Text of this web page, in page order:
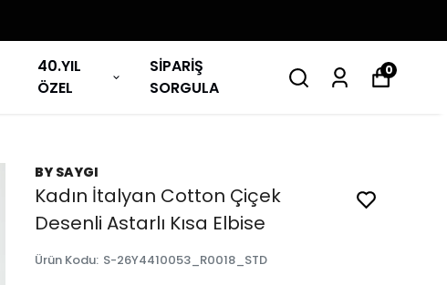
40.YIL
ÖZEL
SİPARİŞ
SORGULA
0
BY SAYGI
Kadın İtalyan Cotton Çiçek
Desenli Astarlı Kısa Elbise
Ürün Kodu: S-26Y4410053_R0018_STD